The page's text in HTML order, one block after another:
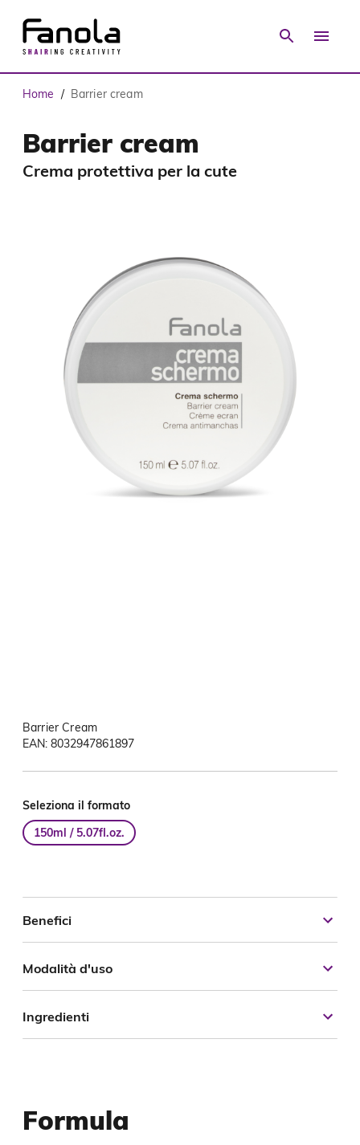
Home / Barrier cream
Barrier cream
Crema protettiva per la cute
Barrier Cream
EAN: 8032947861897
Seleziona il formato
150ml / 5.07fl.oz.
Benefici
Modalità d'uso
Ingredienti
Formula